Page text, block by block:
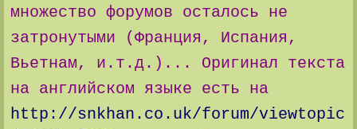
множество форумов осталось не
затронутыми (Франция, Испания,
Вьетнам, и.т.д.)... Оригинал текста
на английском языке есть на
http://snkhan.co.uk/forum/